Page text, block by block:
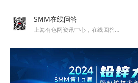
SMM在线问答
上海有色网资讯中心，在线回答您的提问！